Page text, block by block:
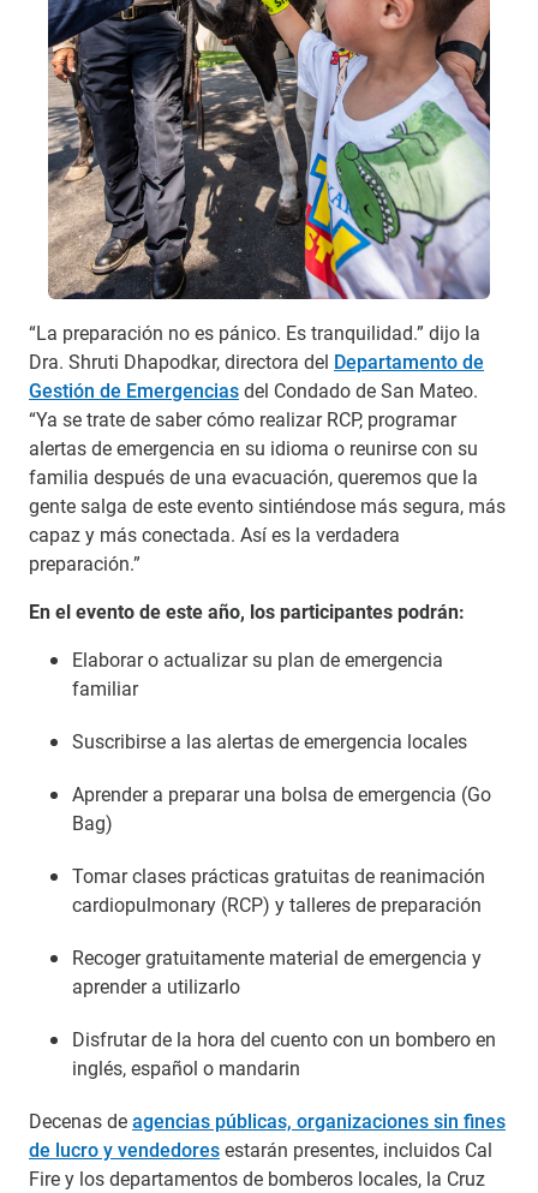
“La preparación no es pánico. Es tranquilidad.” dijo la
Dra. Shruti Dhapodkar, directora del Departamento de
Gestión de Emergenciasdel Condado de San Mateo.
“Ya se trate de saber cómo realizar RCP, programar
alertas de emergencia en su idioma o reunirse con su
familia después de una evacuación, queremos que la
gente salga de este evento sintiéndose más segura, más
capaz y más conectada. Así es la verdadera
preparación.”
En el evento de este año, los participantes podrán:
Elaborar o actualizar su plan de emergencia
familiar
Suscribirse a las alertas de emergencia locales
Aprender a preparar una bolsa de emergencia (Go
Bag)
Tomar clases prácticas gratuitas de reanimación
cardiopulmonary (RCP) y talleres de preparación
Recoger gratuitamente material de emergencia y
aprender a utilizarlo
Disfrutar de la hora del cuento con un bombero en
inglés, español o mandarin
Decenas deagencias públicas, organizaciones sin fines
de lucro y vendedoresestarán presentes, incluidos Cal
Fire y los departamentos de bomberos locales, la Cruz